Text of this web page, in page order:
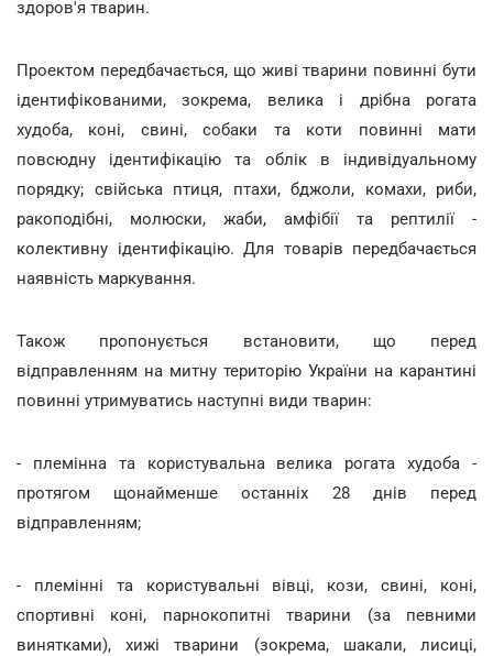
здоров'я тварин.
Проектом передбачається, що живі тварини повинні бути
ідентифікованими, зокрема, велика і дрібна рогата
худоба, коні, свині, собаки та коти повинні мати
повсюдну ідентифікацію та облік в індивідуальному
порядку; свійська птиця, птахи, бджоли, комахи, риби,
ракоподібні, молюски, жаби, амфібії та рептилії -
колективну ідентифікацію. Для товарів передбачається
наявність маркування.
Також пропонується встановити, що перед
відправленням на митну територію України на карантині
повинні утримуватись наступні види тварин:
- племінна та користувальна велика рогата худоба -
протягом щонайменше останніх 28 днів перед
відправленням;
- племінні та користувальні вівці, кози, свині, коні,
спортивні коні, парнокопитні тварини (за певними
винятками), хижі тварини (зокрема, шакали, лисиці,